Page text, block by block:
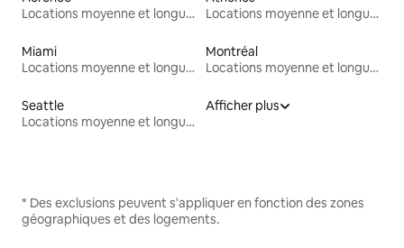
Locations moyenne et longue durée
Locations moyenne et longue durée
Miami
Locations moyenne et longue durée
Montréal
Locations moyenne et longue durée
Seattle
Locations moyenne et longue durée
Afficher plus
* Des exclusions peuvent s'appliquer en fonction des zones
géographiques et des logements.